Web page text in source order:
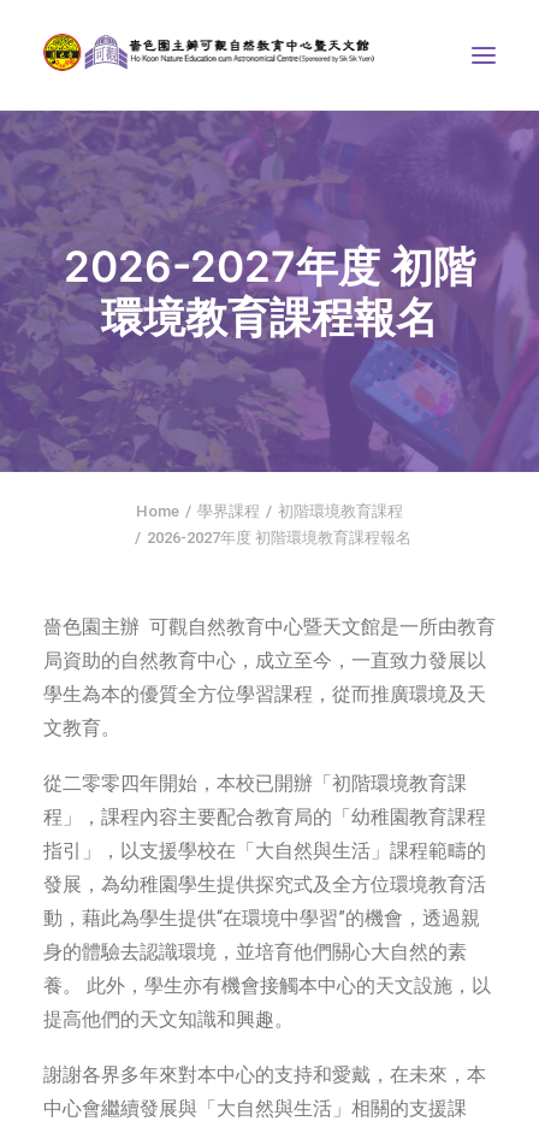
中心介紹
學界課程
天文館
博物天地
比賽/專題計劃
聯絡我們
SEARCH
2026-2027年度 初階
環境教育課程報名
Home 學界課程
初階環境教育課程
2026-2027年度 初階環境教育課程報名
嗇色園主辦 可觀自然教育中心暨天文館是一所由教育
局資助的自然教育中心，成立至今，一直致力發展以
學生為本的優質全方位學習課程，從而推廣環境及天
文教育。
從二零零四年開始，本校已開辦「初階環境教育課
程」，課程內容主要配合教育局的「幼稚園教育課程
指引」，以支援學校在「大自然與生活」課程範疇的
發展，為幼稚園學生提供探究式及全方位環境教育活
動，藉此為學生提供“在環境中學習”的機會，透過親
身的體驗去認識環境，並培育他們關心大自然的素
養。 此外，學生亦有機會接觸本中心的天文設施，以
提高他們的天文知識和興趣。
謝謝各界多年來對本中心的支持和愛戴，在未來，本
中心會繼續發展與「大自然與生活」相關的支援課